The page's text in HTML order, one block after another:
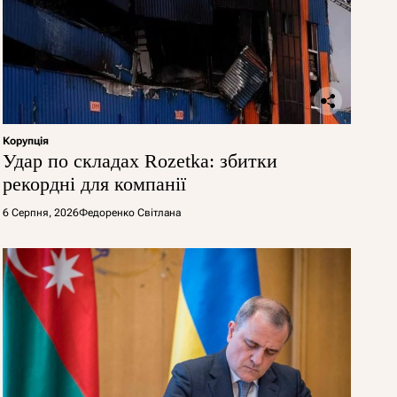
Корупція
Удар по складах Rozetka: збитки
рекордні для компанії
6 Серпня, 2026Федоренко Світлана